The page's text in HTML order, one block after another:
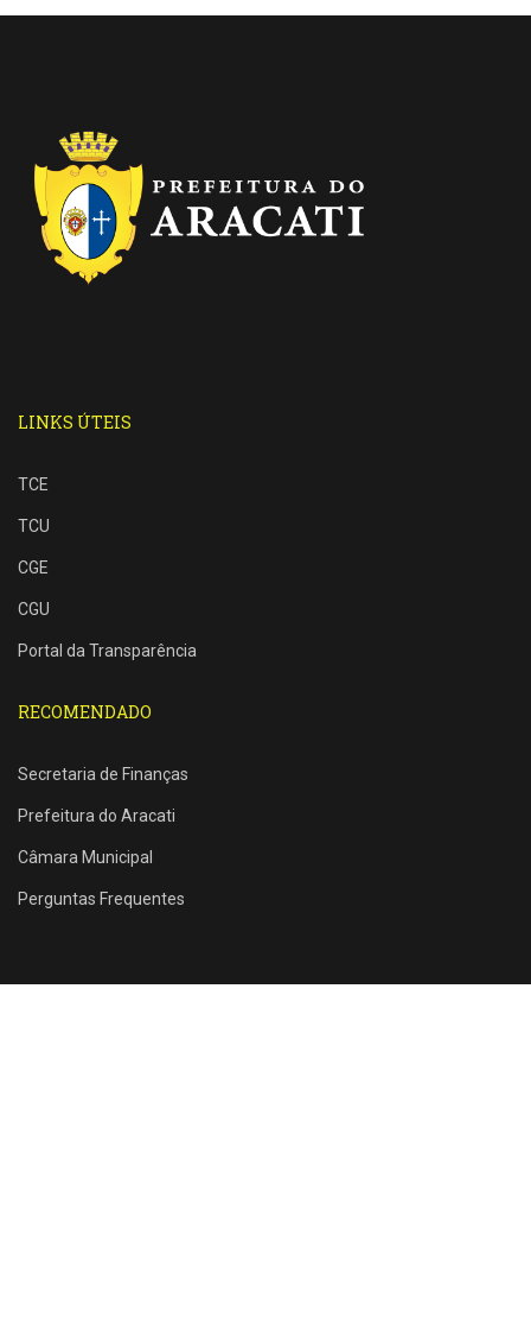
LINKS ÚTEIS
TCE
TCU
CGE
CGU
Portal da Transparência
RECOMENDADO
Secretaria de Finanças
Prefeitura do Aracati
Câmara Municipal
Perguntas Frequentes